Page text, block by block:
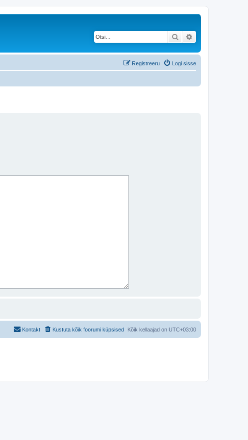
Otsi
Logi sisse
Registreeru
Kõik kellaajad on UTC+03:00
Kustuta kõik foorumi küpsised
Kontakt